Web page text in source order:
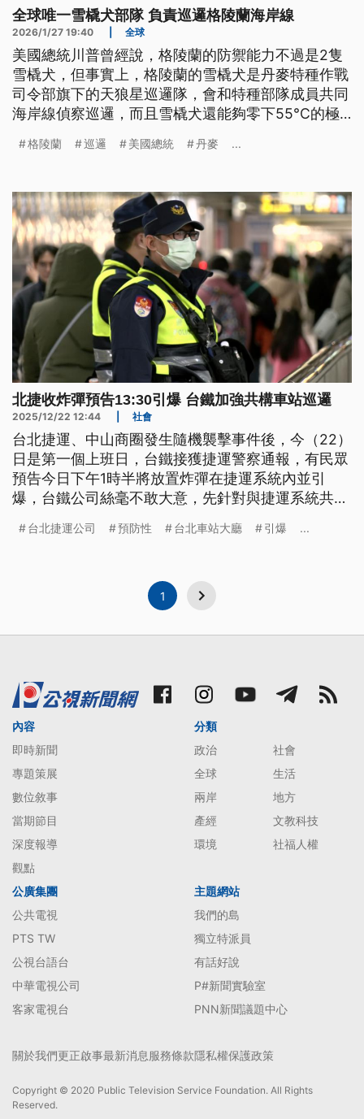
全球唯一雪橇犬部隊 負責巡邏格陵蘭海岸線
2026/1/27 19:40 全球
美國總統川普曾經說，格陵蘭的防禦能力不過是2隻
雪橇犬，但事實上，格陵蘭的雪橇犬是丹麥特種作戰
司令部旗下的天狼星巡邏隊，會和特種部隊成員共同
海岸線偵察巡邏，而且雪橇犬還能夠零下55°C的極
極地獵捕北極熊的能力。
格陵蘭 巡邏 美國總統 丹麥 ...
北捷收炸彈預告13:30引爆 台鐵加強共構車站巡邏
2025/12/22 12:44 社會
台北捷運、中山商圈發生隨機襲擊事件後，今（22）
日是第一個上班日，台鐵接獲捷運警察通報，有民眾
預告今日下午1時半將放置炸彈在捷運系統內並引
爆，台鐵公司絲毫不敢大意，先針對與捷運系統共站
台北捷運公司 預防性 台北車站大廳 引爆 ...
1
內容
即時新聞
專題策展
數位敘事
當期節目
深度報導
觀點
分類
政治
社會
全球
生活
兩岸
地方
產經
文教科技
環境
社福人權
公廣集團
公共電視
PTS TW
公視台語台
中華電視公司
客家電視台
主題網站
我們的島
獨立特派員
有話好說
P#新聞實驗室
PNN新聞議題中心
關於我們更正啟事最新消息服務條款隱私權保護政策
Copyright © 2020 Public Television Service Foundation. All Rights
Reserved.